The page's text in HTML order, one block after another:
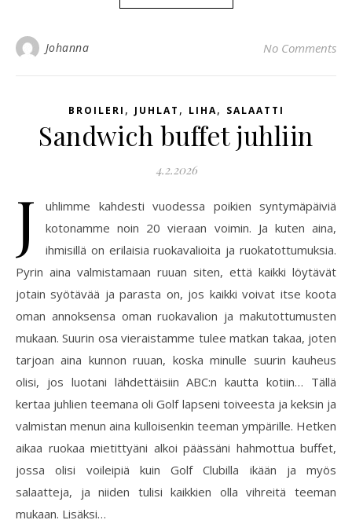
Johanna No Comments
BROILERI , JUHLAT , LIHA, SALAATTI
Sandwich buffet juhliin
4.2.2026
J
uhlimme kahdesti vuodessa poikien syntymäpäiviä
kotonamme noin 20 vieraan voimin. Ja kuten aina,
ihmisillä on erilaisia ruokavalioita ja ruokatottumuksia.
Pyrin aina valmistamaan ruuan siten, että kaikki löytävät
jotain syötävää ja parasta on, jos kaikki voivat itse koota
oman annoksensa oman ruokavalion ja makutottumusten
mukaan. Suurin osa vieraistamme tulee matkan takaa, joten
tarjoan aina kunnon ruuan, koska minulle suurin kauheus
olisi, jos luotani lähdettäisiin ABC:n kautta kotiin… Tällä
kertaa juhlien teemana oli Golf lapseni toiveesta ja keksin ja
valmistan menun aina kulloisenkin teeman ympärille. Hetken
aikaa ruokaa mietittyäni alkoi päässäni hahmottua buffet,
jossa olisi voileipiä kuin Golf Clubilla ikään ja myös
salaatteja, ja niiden tulisi kaikkien olla vihreitä teeman
mukaan. Lisäksi…